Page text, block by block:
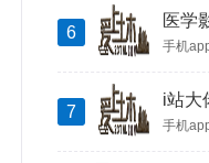
6
手机
7
手机